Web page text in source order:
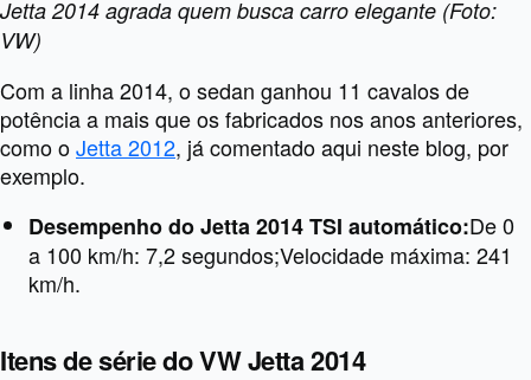
Jetta 2014 agrada quem busca carro elegante (Foto:
VW)
Com a linha 2014, o sedan ganhou 11 cavalos de
potência a mais que os fabricados nos anos anteriores,
como oJetta 2012, já comentado aqui neste blog, por
exemplo.
Desempenho do Jetta 2014 TSI automático:De 0
a 100 km/h: 7,2 segundos;Velocidade máxima: 241
km/h.
Itens de série do VW Jetta 2014